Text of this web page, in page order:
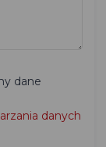
dane
danych